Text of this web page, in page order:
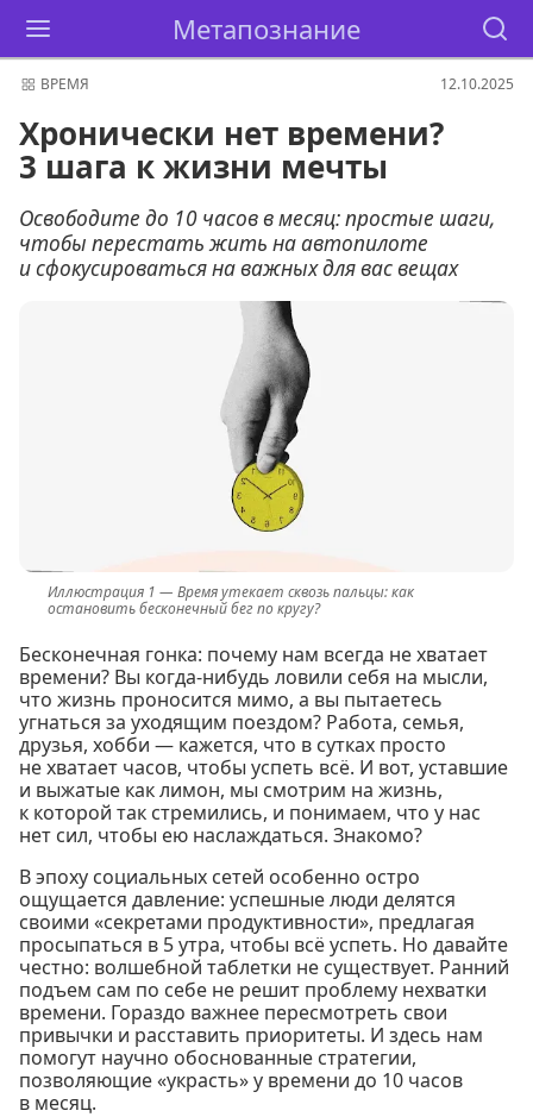
Метапознание
ВРЕМЯ 12.10.2025
Хронически нет времени?
3 шага к жизни мечты
Освободите до 10 часов в месяц: простые шаги,
чтобы перестать жить на автопилоте
и сфокусироваться на важных для вас вещах
Время утекает сквозь пальцы: как
остановить бесконечный бег по кругу?
Бесконечная гонка: почему нам всегда не хватает
времени? Вы когда-нибудь ловили себя на мысли,
что жизнь проносится мимо, а вы пытаетесь
угнаться за уходящим поездом? Работа, семья,
друзья, хобби — кажется, что в сутках просто
не хватает часов, чтобы успеть всё. И вот, уставшие
и выжатые как лимон, мы смотрим на жизнь,
к которой так стремились, и понимаем, что у нас
нет сил, чтобы ею наслаждаться. Знакомо?
В эпоху социальных сетей особенно остро
ощущается давление: успешные люди делятся
своими «секретами продуктивности», предлагая
просыпаться в 5 утра, чтобы всё успеть. Но давайте
честно: волшебной таблетки не существует. Ранний
подъем сам по себе не решит проблему нехватки
времени. Гораздо важнее пересмотреть свои
привычки и расставить приоритеты. И здесь нам
помогут научно обоснованные стратегии,
позволяющие «украсть» у времени до 10 часов
в месяц.